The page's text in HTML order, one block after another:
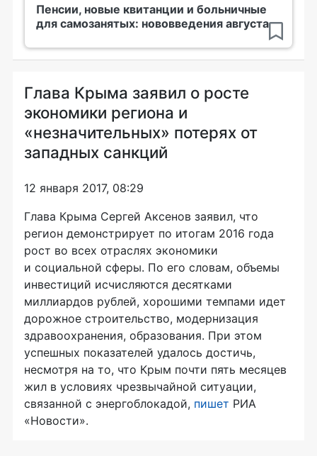
Пенсии, новые квитанции и больничные
для самозанятых: нововведения августа
Глава Крыма заявил о росте
экономики региона и
«незначительных» потерях от
западных санкций
12 января 2017, 08:29
Глава Крыма Сергей Аксенов заявил, что
регион демонстрирует по итогам 2016 года
рост во всех отраслях экономики
и социальной сферы. По его словам, объемы
инвестиций исчисляются десятками
миллиардов рублей, хорошими темпами идет
дорожное строительство, модернизация
здравоохранения, образования. При этом
успешных показателей удалось достичь,
несмотря на то, что Крым почти пять месяцев
жил в условиях чрезвычайной ситуации,
связанной с энергоблокадой, пишет РИА
«Новости».